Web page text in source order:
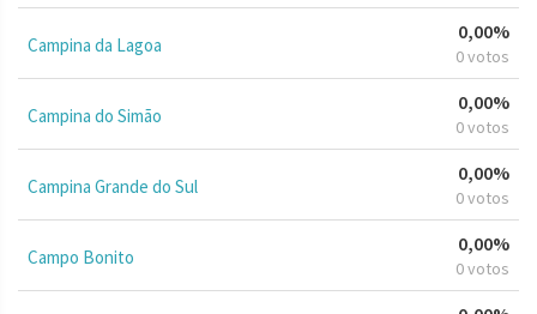
Campina da Lagoa
0,00%
0 votos
Campina do Simão
0,00%
0 votos
Campina Grande do Sul
0,00%
0 votos
Campo Bonito
0,00%
0 votos